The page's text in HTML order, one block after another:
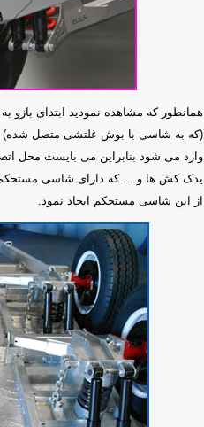
همانطور که مشاهده نمودید ابتدای
(که به شاسی با بوش غلتشی متصل شده)
وارد می شود بنابراین می بایست محل
یدک کش ها و ... که دارای شاسی مستحکم
از این شاسی مستحکم ایجاد نمود.